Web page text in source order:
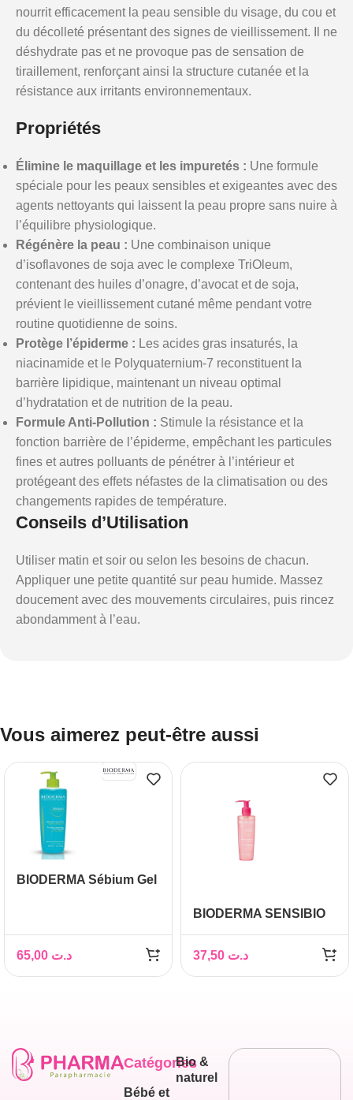
nourrit efficacement la peau sensible du visage, du cou et
du décolleté présentant des signes de vieillissement. Il ne
déshydrate pas et ne provoque pas de sensation de
tiraillement, renforçant ainsi la structure cutanée et la
résistance aux irritants environnementaux.
Propriétés
Élimine le maquillage et les impuretés : Une formule
spéciale pour les peaux sensibles et exigeantes avec des
agents nettoyants qui laissent la peau propre sans nuire à
l’équilibre physiologique.
Régénère la peau : Une combinaison unique
d’isoflavones de soja avec le complexe TriOleum,
contenant des huiles d’onagre, d’avocat et de soja,
prévient le vieillissement cutané même pendant votre
routine quotidienne de soins.
Protège l’épiderme : Les acides gras insaturés, la
niacinamide et le Polyquaternium-7 reconstituent la
barrière lipidique, maintenant un niveau optimal
d’hydratation et de nutrition de la peau.
Formule Anti-Pollution : Stimule la résistance et la
fonction barrière de l’épiderme, empêchant les particules
fines et autres polluants de pénétrer à l’intérieur et
protégeant des effets néfastes de la climatisation ou des
changements rapides de température.
Conseils d’Utilisation
Utiliser matin et soir ou selon les besoins de chacun.
Appliquer une petite quantité sur peau humide. Massez
doucement avec des mouvements circulaires, puis rincez
abondamment à l’eau.
Vous aimerez peut-être aussi
BIODERMA Sébium Gel
د.ت
BIODERMA SENSIBIO
200ML
د.ت
Catégories
Bébé et
Bio &
naturel